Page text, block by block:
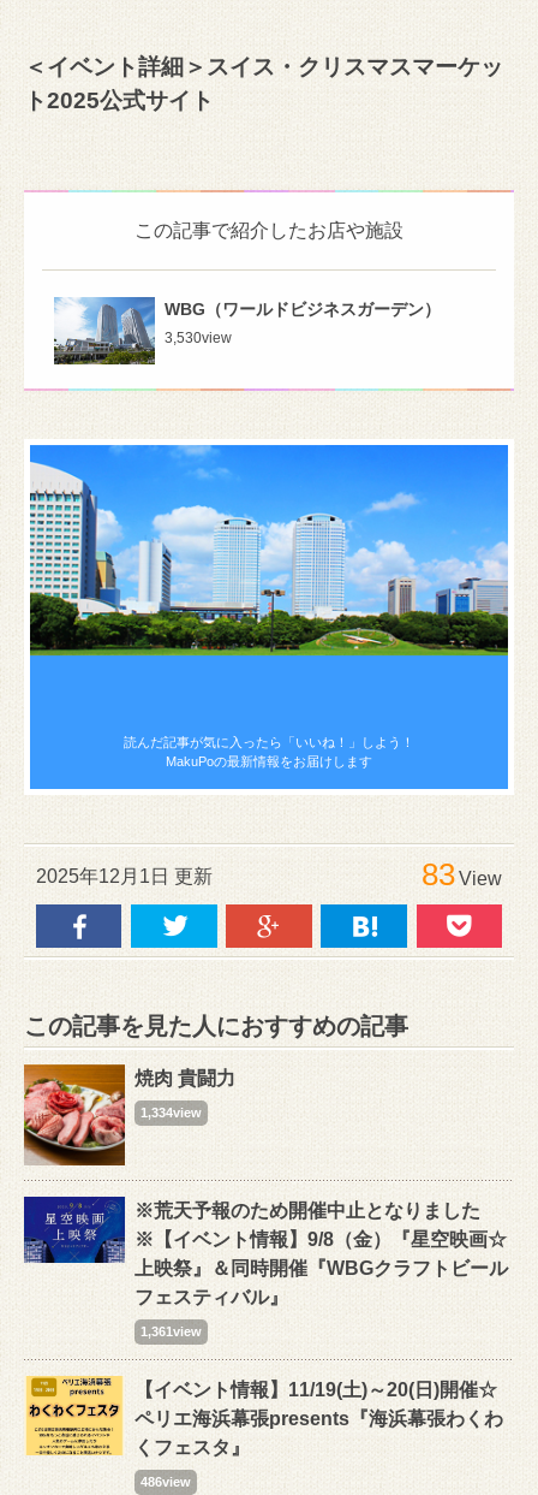
＜イベント詳細＞ スイス・クリスマスマーケッ
ト2025公式サイト
この記事で紹介したお店や施設
WBG（ワールドビジネスガーデン）
3,530view
読んだ記事が気に入ったら 「いいね！」しよう！
MakuPoの最新情報をお届けします
2025年12月1日 更新 83View
この記事を見た人におすすめの記事
焼肉 貴闘力
1,334view
※荒天予報のため開催中止となりました
※【イベント情報】9/8（金）『星空映画☆
上映祭』＆同時開催『WBGクラフトビール
フェスティバル』
1,361view
【イベント情報】11/19(土)～20(日)開催☆
ペリエ海浜幕張presents『海浜幕張わくわ
くフェスタ』
486view